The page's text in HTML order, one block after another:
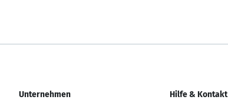
Unternehmen Hilfe & Kontakt